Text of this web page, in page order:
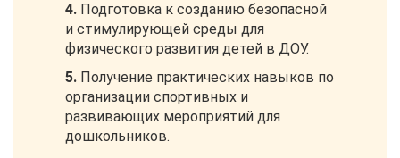
4. Подготовка к созданию безопасной
и стимулирующей среды для
физического развития детей в ДОУ.
5. Получение практических навыков по
организации спортивных и
развивающих мероприятий для
дошкольников.